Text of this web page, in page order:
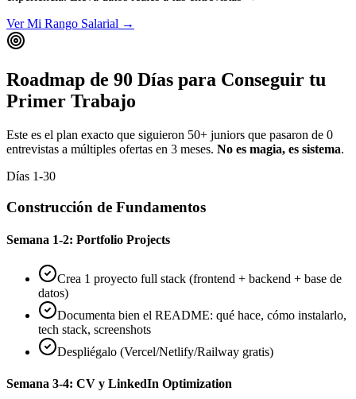
Ver Mi Rango Salarial →
Roadmap de 90 Días para Conseguir tu
Primer Trabajo
Este es el plan exacto que siguieron 50+ juniors que pasaron de 0
entrevistas a múltiples ofertas en 3 meses. No es magia, es sistema.
Días 1-30
Construcción de Fundamentos
Semana 1-2: Portfolio Projects
Crea 1 proyecto full stack (frontend + backend + base de
datos)
Documenta bien el README: qué hace, cómo instalarlo,
tech stack, screenshots
Despliégalo (Vercel/Netlify/Railway gratis)
Semana 3-4: CV y LinkedIn Optimization